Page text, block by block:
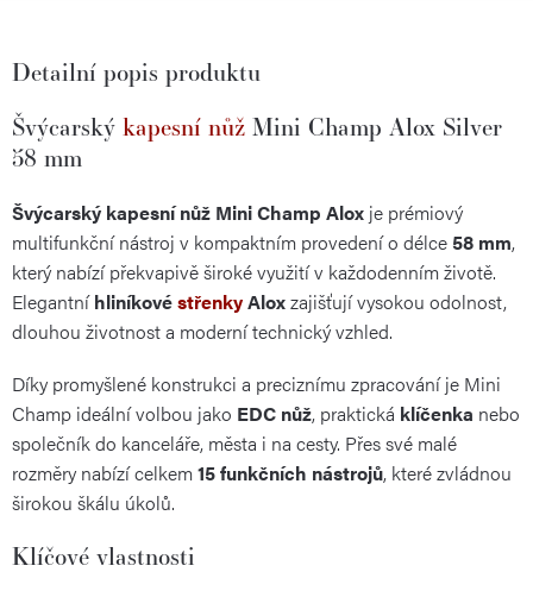
Detailní popis produktu
Švýcarský kapesní nůž Mini Champ Alox Silver
58 mm
Švýcarský kapesní nůž Mini Champ Alox je prémiový
multifunkční nástroj v kompaktním provedení o délce 58 mm,
který nabízí překvapivě široké využití v každodenním životě.
ElegantníhliníkovéstřenkyAloxzajišťují vysokou odolnost,
dlouhou životnost a moderní technický vzhled.
Díky promyšlené konstrukci a preciznímu zpracování je Mini
Champ ideální volbou jako EDC nůž, praktická klíčenka nebo
společník do kanceláře, města i na cesty. Přes své malé
rozměry nabízí celkem15 funkčních nástrojů, které zvládnou
širokou škálu úkolů.
Klíčové vlastnosti